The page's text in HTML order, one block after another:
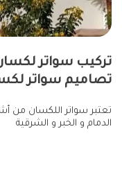
تصاميم سواتر
تعتبر سواتر اللكسان من
الدمام و الخبر و الشرقية